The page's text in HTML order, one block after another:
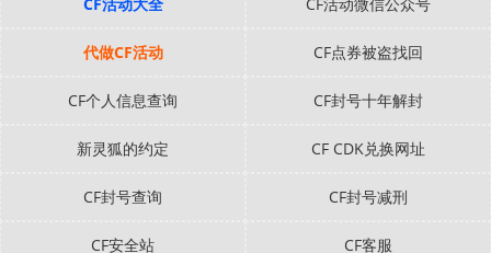
代做CF活动 CF点券被盗找回
CF个人信息查询 CF封号十年解封
新灵狐的约定 CF CDK兑换网址
CF封号查询 CF封号减刑
CF安全站 CF客服